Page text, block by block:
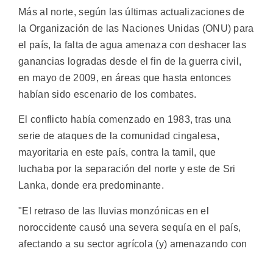
Más al norte, según las últimas actualizaciones de
la Organización de las Naciones Unidas (ONU) para
el país, la falta de agua amenaza con deshacer las
ganancias logradas desde el fin de la guerra civil,
en mayo de 2009, en áreas que hasta entonces
habían sido escenario de los combates.
El conflicto había comenzado en 1983, tras una
serie de ataques de la comunidad cingalesa,
mayoritaria en este país, contra la tamil, que
luchaba por la separación del norte y este de Sri
Lanka, donde era predominante.
"El retraso de las lluvias monzónicas en el
noroccidente causó una severa sequía en el país,
afectando a su sector agrícola (y) amenazando con